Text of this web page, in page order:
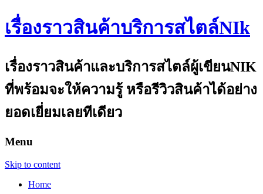
เรื่องราวสินค้าบริการสไตล์NIk
เรื่องราวสินค้าและบริการสไตล์ผู้เขียนNIK
ที่พร้อมจะให้ความรู้ หรือรีวิวสินค้าได้อย่าง
ยอดเยี่ยมเลยทีเดียว
Menu
Skip to content
Home